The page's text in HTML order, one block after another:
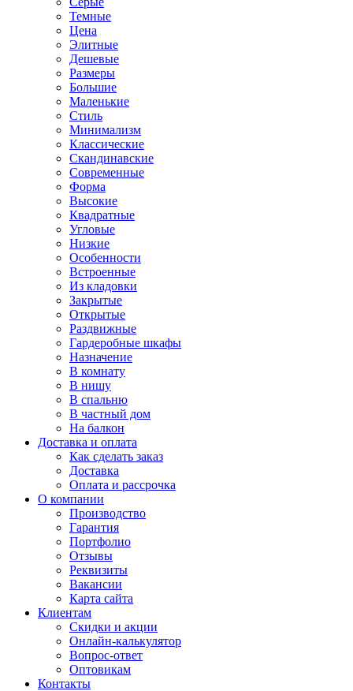
Темные
Цена
Элитные
Дешевые
Размеры
Большие
Маленькие
Стиль
Минимализм
Классические
Скандинавские
Современные
Форма
Высокие
Квадратные
Угловые
Низкие
Особенности
Встроенные
Из кладовки
Закрытые
Открытые
Раздвижные
Гардеробные шкафы
Назначение
В комнату
В нишу
В спальню
В частный дом
На балкон
Доставка и оплата
Как сделать заказ
Доставка
Оплата и рассрочка
О компании
Производство
Гарантия
Портфолио
Отзывы
Реквизиты
Вакансии
Карта сайта
Клиентам
Скидки и акции
Онлайн-калькулятор
Вопрос-ответ
Оптовикам
Контакты